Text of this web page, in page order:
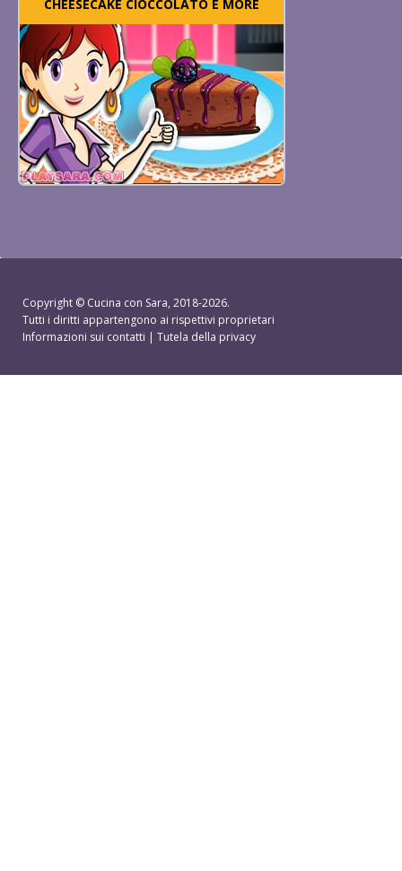
CHEESECAKE CIOCCOLATO E MORE
Copyright © Cucina con Sara, 2018-2026.
Tutti i diritti appartengono ai rispettivi proprietari
Informazioni sui contatti | Tutela della privacy